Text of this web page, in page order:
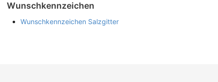
Wunschkennzeichen
Wunschkennzeichen Salzgitter